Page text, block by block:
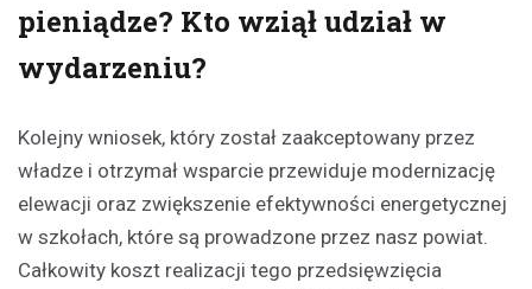
pieniądze? Kto wziął udział w
wydarzeniu?
Kolejny wniosek, który został zaakceptowany przez
władze i otrzymał wsparcie przewiduje modernizację
elewacji oraz zwiększenie efektywności energetycznej
w szkołach, które są prowadzone przez nasz powiat.
Całkowity koszt realizacji tego przedsięwzięcia